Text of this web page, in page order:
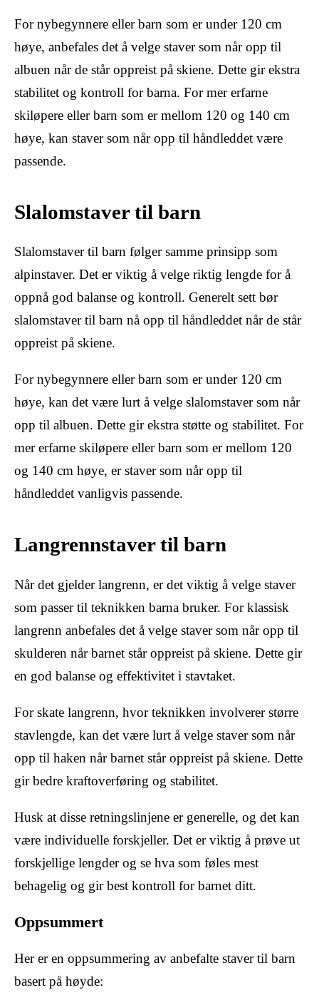
For nybegynnere eller barn som er under 120 cm
høye, anbefales det å velge staver som når opp til
albuen når de står oppreist på skiene. Dette gir ekstra
stabilitet og kontroll for barna. For mer erfarne
skiløpere eller barn som er mellom 120 og 140 cm
høye, kan staver som når opp til håndleddet være
passende.
Slalomstaver til barn
Slalomstaver til barn følger samme prinsipp som
alpinstaver. Det er viktig å velge riktig lengde for å
oppnå god balanse og kontroll. Generelt sett bør
slalomstaver til barn nå opp til håndleddet når de står
oppreist på skiene.
For nybegynnere eller barn som er under 120 cm
høye, kan det være lurt å velge slalomstaver som når
opp til albuen. Dette gir ekstra støtte og stabilitet. For
mer erfarne skiløpere eller barn som er mellom 120
og 140 cm høye, er staver som når opp til
håndleddet vanligvis passende.
Langrennstaver til barn
Når det gjelder langrenn, er det viktig å velge staver
som passer til teknikken barna bruker. For klassisk
langrenn anbefales det å velge staver som når opp til
skulderen når barnet står oppreist på skiene. Dette gir
en god balanse og effektivitet i stavtaket.
For skate langrenn, hvor teknikken involverer større
stavlengde, kan det være lurt å velge staver som når
opp til haken når barnet står oppreist på skiene. Dette
gir bedre kraftoverføring og stabilitet.
Husk at disse retningslinjene er generelle, og det kan
være individuelle forskjeller. Det er viktig å prøve ut
forskjellige lengder og se hva som føles mest
behagelig og gir best kontroll for barnet ditt.
Oppsummert
Her er en oppsummering av anbefalte staver til barn
basert på høyde: